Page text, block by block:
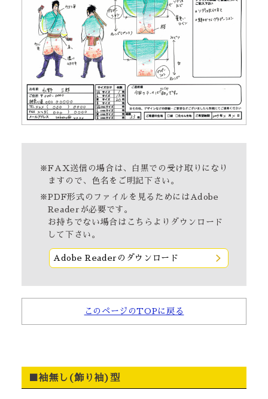
※FAX送信の場合は、白黒での受け取りになり
ますので、色名をご明記下さい。
※PDF形式のファイルを見るためにはAdobe
Readerが必要です。
お持ちでない場合は こちら よりダウンロード
して下さい。
Adobe Readerのダウンロード
このページのTOPに戻る
■袖無し(飾り袖)型